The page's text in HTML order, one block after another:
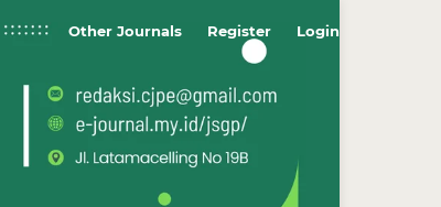
Other Journals Register Login